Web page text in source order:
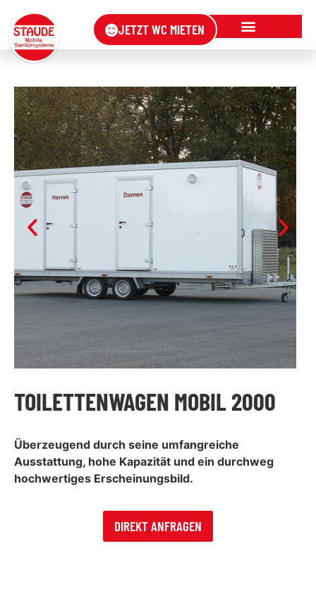
JETZT WC MIETEN
TOILETTENWAGEN MOBIL 2000
Überzeugend durch seine umfangreiche
Ausstattung, hohe Kapazität und ein durchweg
hochwertiges Erscheinungsbild.
DIREKT ANFRAGEN